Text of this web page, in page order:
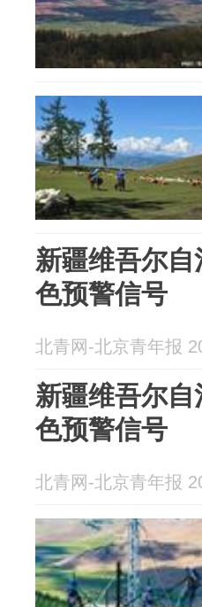
新疆维吾尔
色预警信号
北青网-北京青年报
新疆维吾尔
色预警信号
北青网-北京青年报